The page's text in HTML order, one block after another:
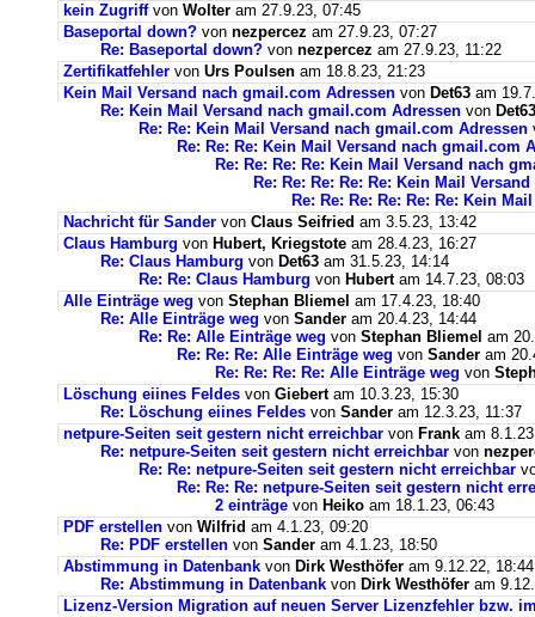
kein Zugriffvon Wolter am 27.9.23, 07:45
Baseportal down? von nezpercez am 27.9.23, 07:27
Re: Baseportal down? von nezpercez am 27.9.23, 11:22
Zertifikatfehler von Urs Poulsen am 18.8.23, 21:23
Kein Mail Versand nach gmail.com Adressen von Det63 am
Re: Kein Mail Versand nach gmail.com Adressen von Det63
Re: Re: Kein Mail Versand nach gmail.com Adressen
Re: Re: Re: Kein Mail Versand nach gmail.com
Re: Re: Re: Re: Kein Mail Versand nach
Re: Re: Re: Re: Re: Kein Mail
Re: Re: Re: Re: Re: Re: Kein
Nachricht für Sander von Claus Seifried am 3.5.23, 13:42
Claus Hamburg von Hubert, Kriegstote am 28.4.23, 16:27
Re: Claus Hamburg von Det63 am 31.5.23, 14:14
Re: Re: Claus Hamburg von Hubertam 14.7.23, 08:03
Alle Einträge weg von Stephan Bliemel am 17.4.23, 18:40
Re: Alle Einträge weg von Sander am 20.4.23, 14:44
Re: Re: Alle Einträge weg von Stephan Bliemel am
Re: Re: Re: Alle Einträge weg von Sander am
Re: Re: Re: Re: Alle Einträge weg von
Löschung eiines Feldes von Giebertam 10.3.23, 15:30
Re: Löschung eiines Feldes von Sander am 12.3.23, 11:37
netpure-Seiten seit gestern nicht erreichbar von Frank am
Re: netpure-Seiten seit gestern nicht erreichbar von
Re: Re: netpure-Seiten seit gestern nicht erreichbar
Re: Re: Re: netpure-Seiten seit gestern nicht
2 einträge von Heiko am 18.1.23, 06:43
PDF erstellen von Wilfrid am 4.1.23, 09:20
Re: PDF erstellen von Sander am 4.1.23, 18:50
Abstimmung in Datenbank von Dirk Westhöfer am 9.12.22, 18:44
Re: Abstimmung in Datenbank von Dirk Westhöfer am
Lizenz-Version Migration auf neuen Server Lizenzfehler bzw.